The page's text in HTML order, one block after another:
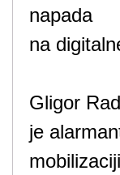
napada
na
Gligor
je